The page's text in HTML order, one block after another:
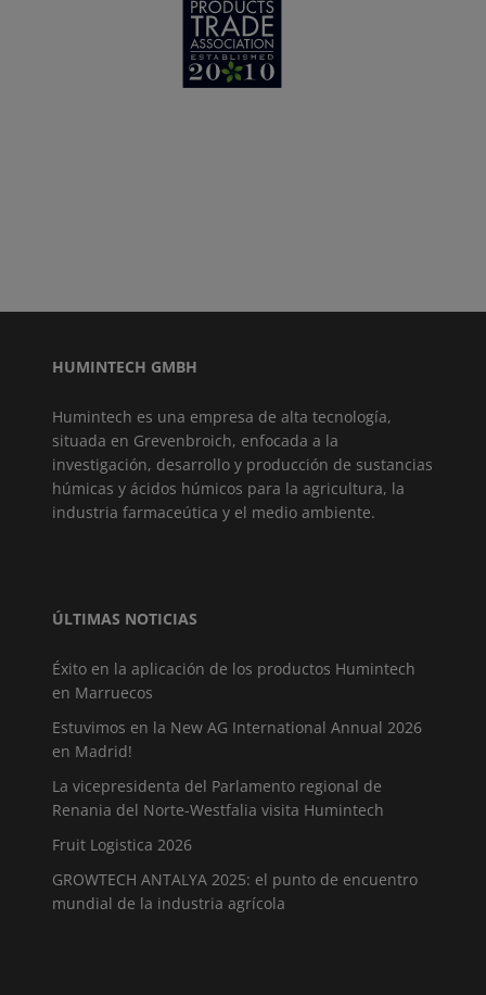
HUMINTECH GMBH
Humintech es una empresa de alta tecnología,
situada en Grevenbroich, enfocada a la
investigación, desarrollo y producción de sustancias
húmicas y ácidos húmicos para la agricultura, la
industria farmaceútica y el medio ambiente.
ÚLTIMAS NOTICIAS
Éxito en la aplicación de los productos Humintech
en Marruecos
Estuvimos en la New AG International Annual 2026
en Madrid!
La vicepresidenta del Parlamento regional de
Renania del Norte-Westfalia visita Humintech
Fruit Logistica 2026
GROWTECH ANTALYA 2025: el punto de encuentro
mundial de la industria agrícola